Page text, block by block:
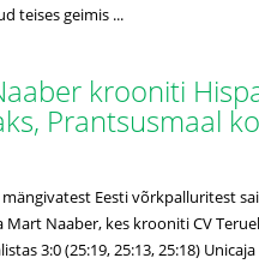
teises geimis ...
krooniti
Prantsusmaal
mängivatest Eesti võrkpalluritest
Mart Naaber, kes krooniti CV
3:0 (25:19, 25:13, 25:18)